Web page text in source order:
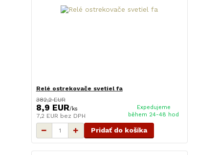
Relé ostrekovače svetiel fa
382,2 EUR
8,9 EUR/ks
7,2 EUR bez DPH
Expedujeme
během 24-48 hod
Pridať do košíka